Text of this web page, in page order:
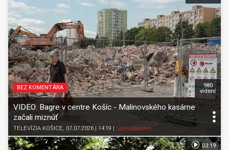
BEZ KOMENTÁRA
VIDEO: Bagre v centre Košíc - Malinovského kasárne
začali miznúť
TELEVÍZIA KOŠICE, 07.07.2026 | 14:19 | Spravodajstvo
980
videní
03:19